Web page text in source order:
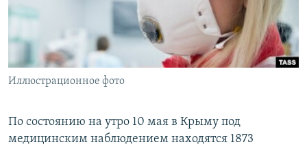
КРЫМ.НЕПОКОРЕННЫЙ
ELIFBE
УКРАИНСКАЯ ПРОБЛЕМА КРЫМА
Иллюстрационное фото
По состоянию на утро 10 мая в Крыму под
медицинским наблюдением находятся 1873